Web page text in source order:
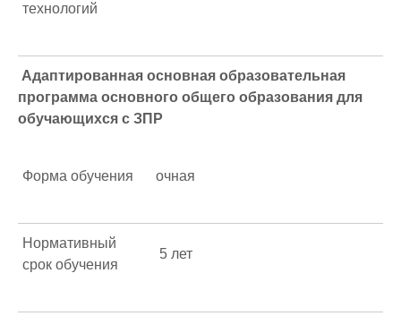
технологий
Адаптированная основная образовательная
программа основного общего образования для
обучающихся с ЗПР
Форма обучения очная
Нормативный
срок обучения
5 лет